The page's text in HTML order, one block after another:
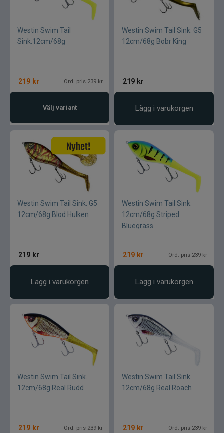
Westin Swim Tail
Sink.12cm/68g
219 kr Ord. pris 239 kr
Välj variant
Westin Swim Tail Sink. G5
12cm/68g Bobr King
219 kr
Lägg i varukorgen
Westin Swim Tail Sink. G5
12cm/68g Blod Hulken
219 kr
Lägg i varukorgen
Westin Swim Tail Sink.
12cm/68g Striped
Bluegrass
219 kr Ord. pris 239 kr
Lägg i varukorgen
Westin Swim Tail Sink.
12cm/68g Real Rudd
219 kr Ord. pris 239 kr
Westin Swim Tail Sink.
12cm/68g Real Roach
219 kr Ord. pris 239 kr